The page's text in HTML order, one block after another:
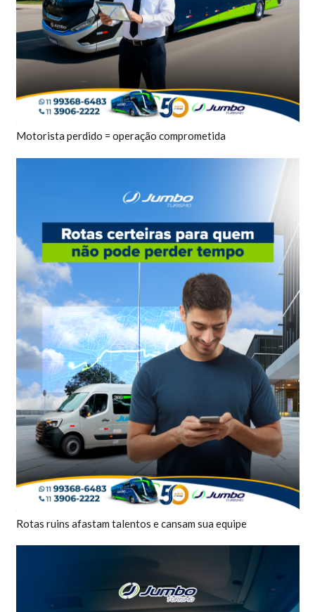
Motorista perdido = operação comprometida
Rotas ruins afastam talentos e cansam sua equipe